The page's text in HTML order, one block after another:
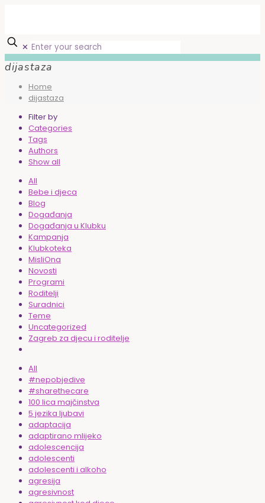
✕
dijastaza
Home
dijastaza
Filter by
Categories
Tags
Authors
Show all
All
Bebe i djeca
Blog
Događanja
Događanja u Klubku
Kampanja
Klubkoteka
MisliOna
Novosti
Programi
Roditelji
Suradnici
Teme
Uncategorized
Zagreb za djecu i roditelje
All
#nepobjedive
#sharethecare
100 lica majčinstva
5 jezika ljubavi
adaptacija
adaptirano mlijeko
adolescencija
adolescenti
adolescenti i alkoho
agresija
agresivnost